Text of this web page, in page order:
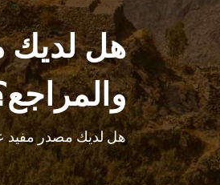
هل لديك
هل لديك مصدر مفيد